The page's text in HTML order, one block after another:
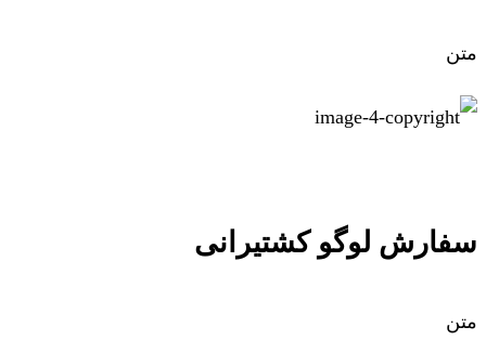
متن
سفارش لوگو کشتیرانی
متن